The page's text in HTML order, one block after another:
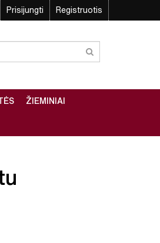
Prisijungti Registruotis
ŽIEMINIAI